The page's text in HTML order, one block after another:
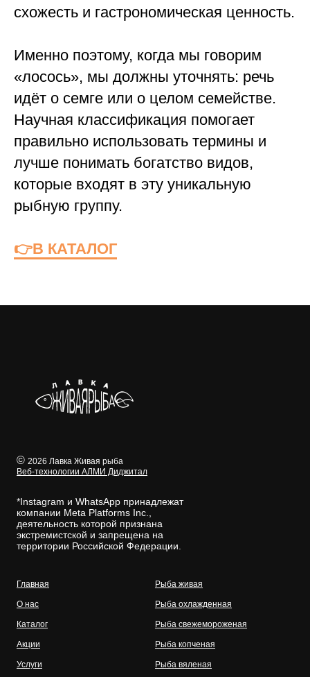
схожесть и гастрономическая ценность.
Именно поэтому, когда мы говорим
«лосось», мы должны уточнять: речь
идёт о семге или о целом семействе.
Научная классификация помогает
правильно использовать термины и
лучше понимать богатство видов,
которые входят в эту уникальную
рыбную группу.
👉В КАТАЛОГ
© 2026 Лавка Живая рыба
Веб-технологии АЛМИ Диджитал
*Instagram и WhatsApp принадлежат
компании Meta Platforms Inc.,
деятельность которой признана
экстремистской и запрещена на
территории Российской Федерации.
Главная
О нас
Каталог
Акции
Услуги
Рыба живая
Рыба охлажденная
Рыба свежемороженая
Рыба копченая
Рыба вяленая